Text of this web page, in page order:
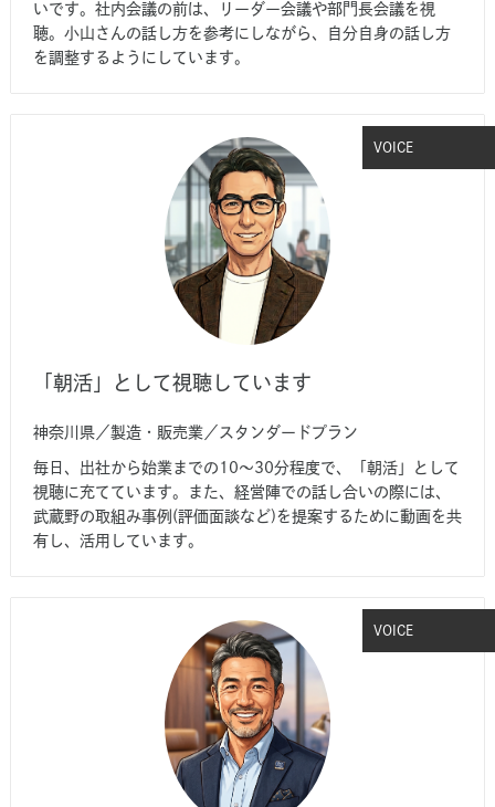
いです。社内会議の前は、リーダー会議や部門長会議を視
聴。小山さんの話し方を参考にしながら、自分自身の話し方
を調整するようにしています。
「朝活」として視聴しています
神奈川県／製造・販売業／スタンダードプラン
毎日、出社から始業までの10～30分程度で、「朝活」として
視聴に充てています。また、経営陣での話し合いの際には、
武蔵野の取組み事例(評価面談など)を提案するために動画を共
有し、活用しています。
VOICE
VOICE